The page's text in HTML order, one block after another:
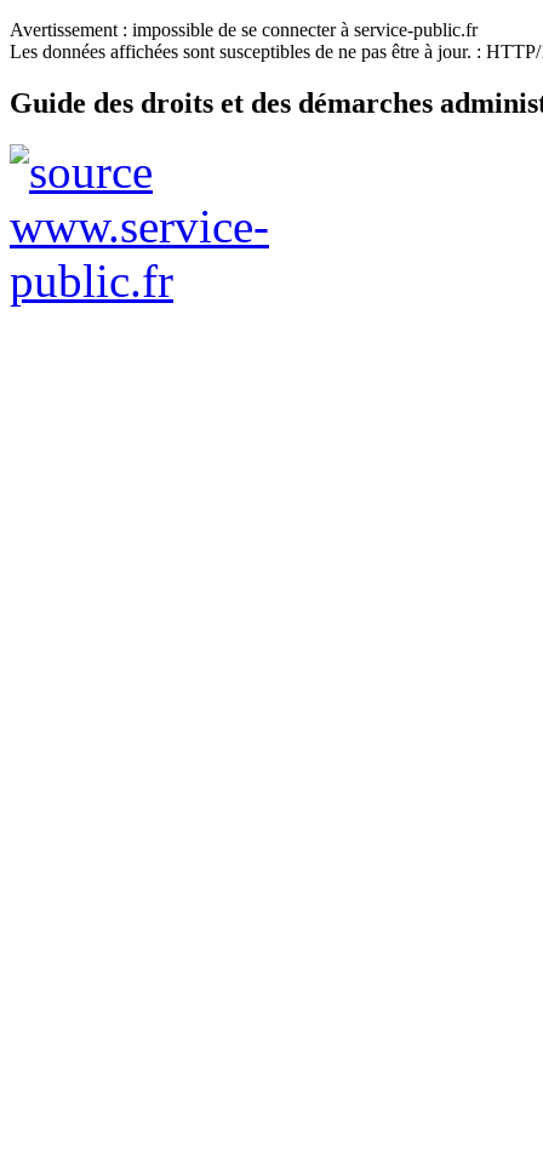
Avertissement : impossible de se connecter à service-public.fr
Les données affichées sont susceptibles de ne pas être à jour. :
Guide des droits et des démarches